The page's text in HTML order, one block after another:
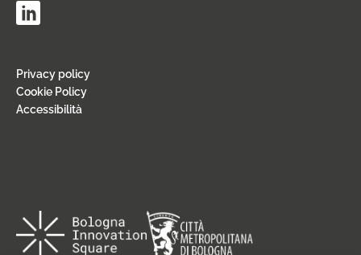
Privacy policy
Cookie Policy
Accessibilità